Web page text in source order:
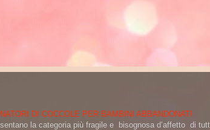
DI COCCOLE PER BAMBINI ABBANDONATI
la categoria più fragile e bisognosa d’affetto di